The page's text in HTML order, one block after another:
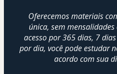
Oferecemos materiais
única, sem
acesso por 365 dias, 7
por dia, você pode estudar
acordo com sua